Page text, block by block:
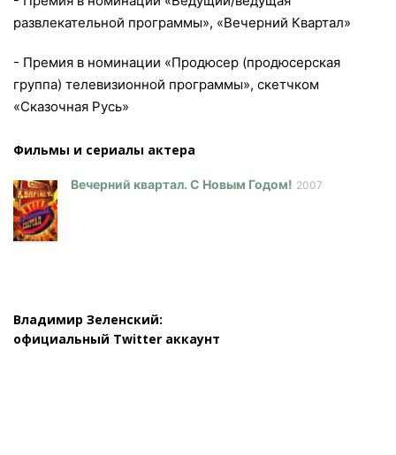
развлекательной программы», «Вечерний Квартал»
- Премия в номинации «Продюсер (продюсерская
группа) телевизионной программы», скетчком
«Сказочная Русь»
Фильмы и сериалы актера
Вечерний квартал. С Новым Годом! 2007
Владимир Зеленский:
официальный Twitter аккаунт